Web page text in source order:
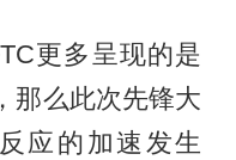
更多呈现的是
那么此次先锋大
应的加速发生